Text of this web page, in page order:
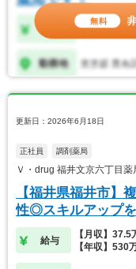
更新日：2026年6月18日
正社員 調剤薬局
Ｖ・drug 福井文京六丁目
【福井県福井市】
性◎スキルアップを
給与
【月収】37.5
【年収】530